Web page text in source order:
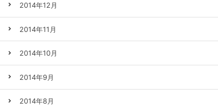
2014年12月
2014年11月
2014年10月
2014年9月
2014年8月